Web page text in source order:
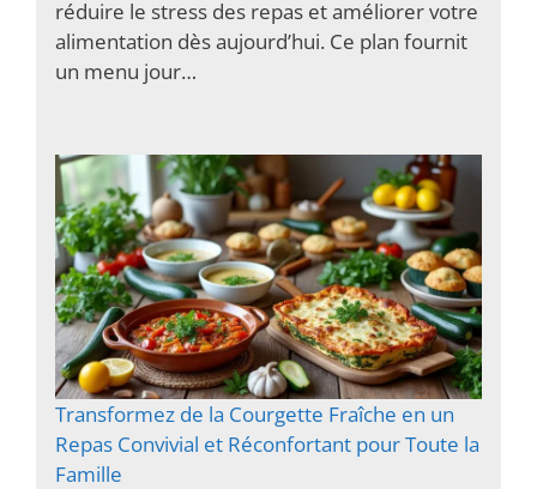
réduire le stress des repas et améliorer votre
alimentation dès aujourd’hui. Ce plan fournit
un menu jour…
Transformez de la Courgette Fraîche en un
Repas Convivial et Réconfortant pour Toute la
Famille